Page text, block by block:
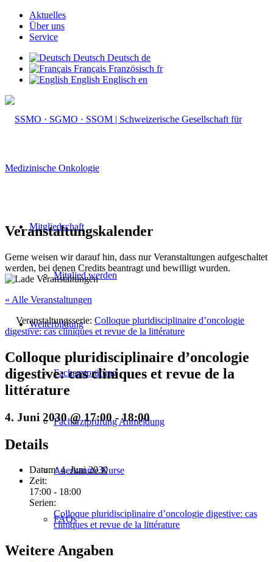
Aktuelles
Über uns
Service
Deutsch Deutsch de
Français Französisch fr
English Englisch en
Mitgliedschaft
Mitglied werden
Weiterbildung
Facharztprüfung
Facharztprüfung Anmeldung
Anerkannte Kurse
FAQs
Veranstaltungskalender
Gerne weisen wir darauf hin, dass nur Veranstaltungen aufgeschaltet
werden, bei denen Credits beantragt und bewilligt wurden.
« Alle Veranstaltungen
Veranstaltungsserie: Colloque pluridisciplinaire d’oncologie
digestive: cas cliniques et revue de la littérature
Colloque pluridisciplinaire d’oncologie
digestive: cas cliniques et revue de la
littérature
4. Juni 2030 @ 17:00-18:00
Details
Datum: 4. Juni 2030
Zeit:
17:00 - 18:00
Serien:
Colloque pluridisciplinaire d’oncologie digestive: cas
cliniques et revue de la littérature
Weitere Angaben